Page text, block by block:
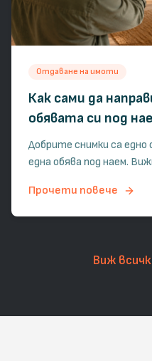
Отдаване на имоти
Как сами да
обявата си под
Добрите снимки са
една обява под наем.
представите жилището
привлекателен начин.
Прочети повече
Виж